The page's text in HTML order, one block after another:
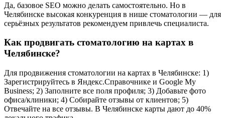
Да, базовое SEO можно делать самостоятельно. Но в
Челябинске высокая конкуренция в нише стоматологии — для
серьёзных результатов рекомендуем привлечь специалиста.
Как продвигать стоматологию на картах в
Челябинске?
Для продвижения стоматологии на картах в Челябинске: 1)
Зарегистрируйтесь в Яндекс.Справочнике и Google My
Business; 2) Заполните все поля профиля; 3) Добавьте фото
офиса/клиники; 4) Собирайте отзывы от клиентов; 5)
Отвечайте на все отзывы. В Челябинске карты дают до 40%